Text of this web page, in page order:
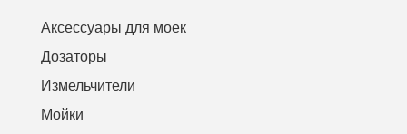
Аксессуары для моек
Дозаторы
Измельчители
Мойки